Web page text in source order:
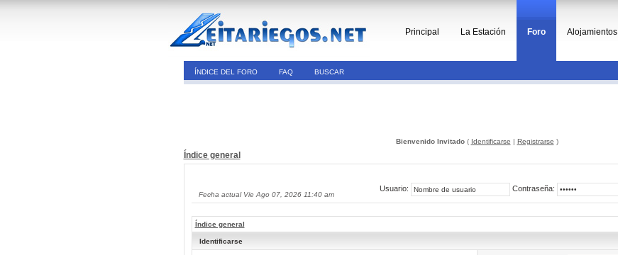
Principal La Estación Foro Alojamientos
ÍNDICE DEL FORO FAQ BUSCAR
Bienvenido Invitado( Identificarse | Registrarse )
Índice general
Fecha actual Vie Ago 07, 2026 11:40 am
Usuario: Contraseña:
Índice general
Identificarse